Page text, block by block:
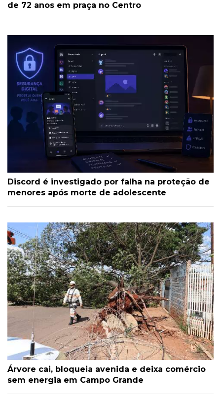
de 72 anos em praça no Centro
Discord é investigado por falha na proteção de
menores após morte de adolescente
Árvore cai, bloqueia avenida e deixa comércio
sem energia em Campo Grande